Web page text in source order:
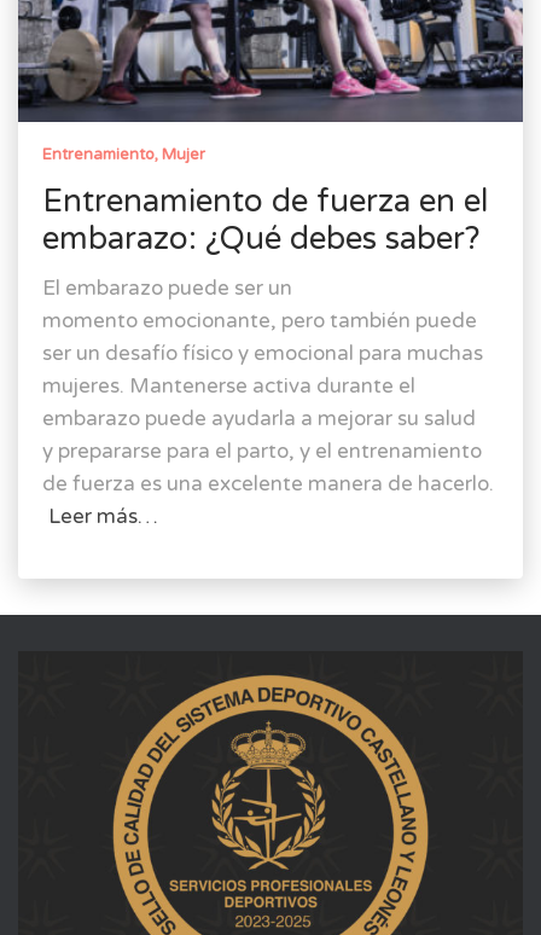
Entrenamiento Mujer
Entrenamiento de fuerza en el
embarazo: ¿Qué debes saber?
El embarazo puede ser un
momento emocionante, pero también puede
ser un desafío físico y emocional para muchas
mujeres. Mantenerse activa durante el
embarazo puede ayudarla a mejorar su salud
y prepararse para el parto, y el entrenamiento
de fuerza es una excelente manera de hacerlo.
Leer más…